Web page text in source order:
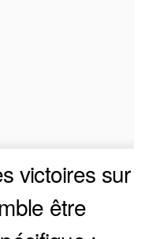
victoires sur
être